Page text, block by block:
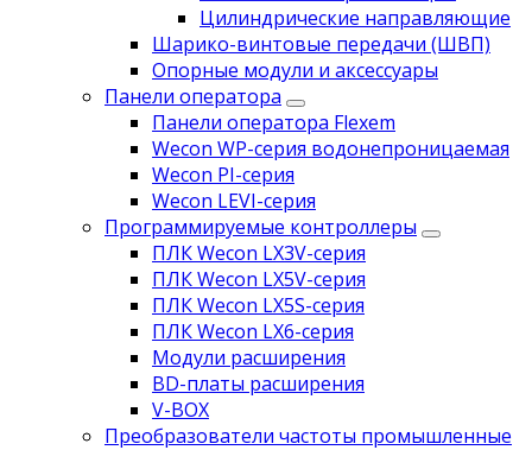
Цилиндрические направляющие
Шарико-винтовые передачи (ШВП)
Опорные модули и аксессуары
Панели оператора
Панели оператора Flexem
Wecon WP-серия водонепроницаемая
Wecon PI-серия
Wecon LEVI-серия
Программируемые контроллеры
ПЛК Wecon LX3V-серия
ПЛК Wecon LX5V-серия
ПЛК Wecon LX5S-серия
ПЛК Wecon LX6-серия
Модули расширения
BD-платы расширения
V-BOX
Преобразователи частоты промышленные